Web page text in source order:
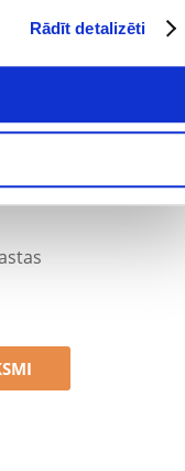
Rādīt detalizēti
produktu,
apstrādes mēs